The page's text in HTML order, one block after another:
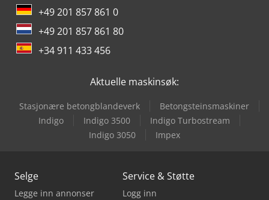
+49 201 857 861 0
+49 201 857 861 80
+34 911 433 456
Aktuelle maskinsøk:
Stasjonære betongblandeverk
Betongsteinsmaskiner
Indigo
Indigo 3500
Indigo Turbostream
Indigo 3050
Impex
Selge
Legge inn annonser
Service & Støtte
Logg inn